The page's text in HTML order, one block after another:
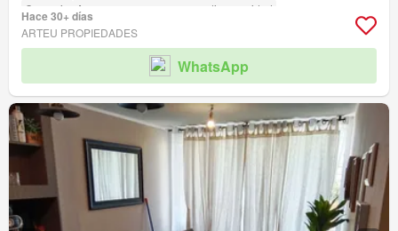
Conserje
Acceso para personas con discapacidad
Hace 30+ días
ARTEU PROPIEDADES
WhatsApp